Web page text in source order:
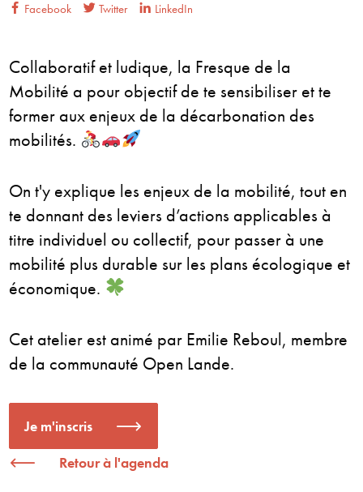
Facebook Twitter LinkedIn
Collaboratif et ludique, la Fresque de la
Mobilité a pour objectif de te sensibiliser et te
former aux enjeux de la décarbonation des
mobilités.
On t'y explique les enjeux de la mobilité, tout en
te donnant des leviers d’actions applicables à
titre individuel ou collectif, pour passer à une
mobilité plus durable sur les plans écologique et
économique.
Cet atelier est animé par Emilie Reboul, membre
de la communauté Open Lande.
Je m'inscris
Retour à l'agenda